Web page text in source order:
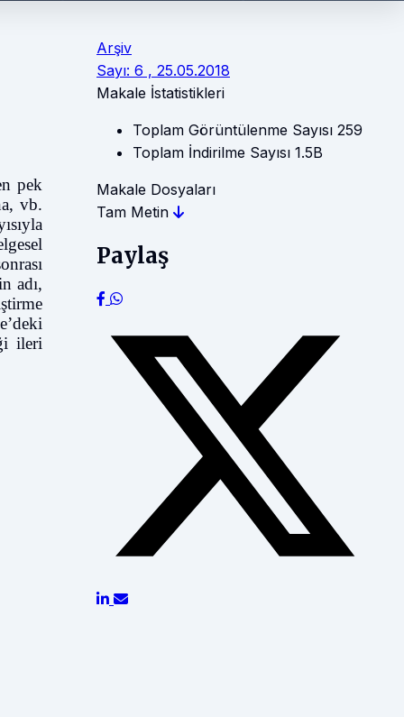
pek
vb.
adı,
ileri
Arşiv
Sayı: 6 , 25.05.2018
Makale İstatistikleri
Toplam Görüntülenme Sayısı 259
Toplam İndirilme Sayısı 1.5B
Makale Dosyaları
Tam Metin
Paylaş